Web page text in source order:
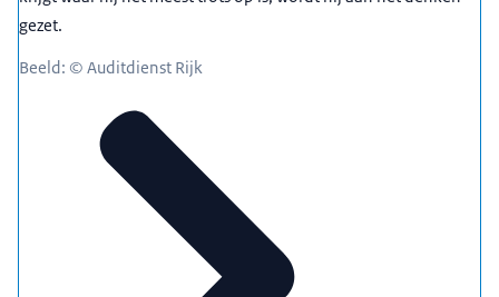
gezet.
Beeld: © Auditdienst Rijk